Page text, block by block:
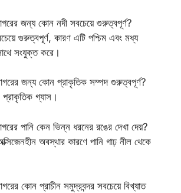
জন্য কোন নদী সবচেয়ে গুরুত্বপূর্ণ?
গুরুত্বপূর্ণ, কারণ এটি পশ্চিম এবং মধ্য
সংযুক্ত করে।
জন্য কোন প্রাকৃতিক সম্পদ গুরুত্বপূর্ণ?
গ্যাস।
পানি কেন ভিন্ন ধরনের রঙের দেখা দেয়?
অবস্থার কারণে পানি গাঢ় নীল থেকে
কোন প্রাচীন সমুদ্রবন্দর সবচেয়ে বিখ্যাত